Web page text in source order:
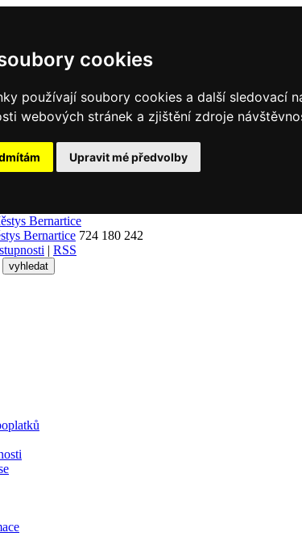
cookies
používají soubory cookies a další sledovací
webových stránek a zjištění zdroje
Upravit mé předvolby
Bernartice
Bernartice 724 180 242
| RSS